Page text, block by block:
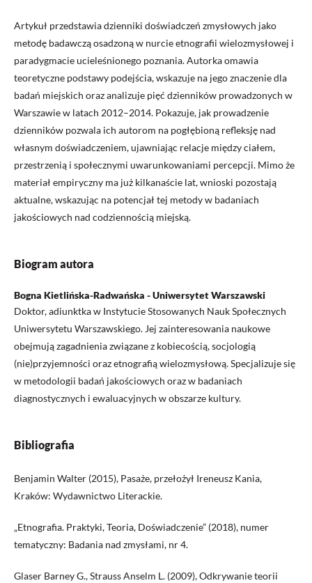
Artykuł przedstawia dzienniki doświadczeń zmysłowych jako
metodę badawczą osadzoną w nurcie etnografii wielozmysłowej i
paradygmacie ucieleśnionego poznania. Autorka omawia
teoretyczne podstawy podejścia, wskazuje na jego znaczenie dla
badań miejskich oraz analizuje pięć dzienników prowadzonych w
Warszawie w latach 2012–2014. Pokazuje, jak prowadzenie
dzienników pozwala ich autorom na pogłębioną refleksję nad
własnym doświadczeniem, ujawniając relacje między ciałem,
przestrzenią i społecznymi uwarunkowaniami percepcji. Mimo że
materiał empiryczny ma już kilkanaście lat, wnioski pozostają
aktualne, wskazując na potencjał tej metody w badaniach
jakościowych nad codziennością miejską.
Biogram autora
Bogna Kietlińska-Radwańska - Uniwersytet Warszawski
Doktor, adiunktka w Instytucie Stosowanych Nauk Społecznych
Uniwersytetu Warszawskiego. Jej zainteresowania naukowe
obejmują zagadnienia związane z kobiecością, socjologią
(nie)przyjemności oraz etnografią wielozmysłową. Specjalizuje się
w metodologii badań jakościowych oraz w badaniach
diagnostycznych i ewaluacyjnych w obszarze kultury.
Bibliografia
Benjamin Walter (2015), Pasaże, przełożył Ireneusz Kania,
Kraków: Wydawnictwo Literackie.
„Etnografia. Praktyki, Teoria, Doświadczenie” (2018), numer
tematyczny: Badania nad zmysłami, nr 4.
Glaser Barney G., Strauss Anselm L. (2009), Odkrywanie teorii